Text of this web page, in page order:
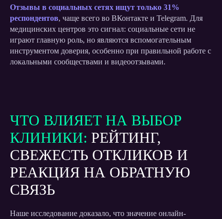
Отзывы в социальных сетях ищут только 31%
респондентов, чаще всего во ВКонтакте и Telegram. Для
медицинских центров это сигнал: социальные сети не
играют главную роль, но являются вспомогательным
инструментом доверия, особенно при правильной работе с
локальными сообществами и видеоотзывами.
ЧТО ВЛИЯЕТ НА ВЫБОР
КЛИНИКИ: РЕЙТИНГ,
СВЕЖЕСТЬ ОТКЛИКОВ И
РЕАКЦИЯ НА ОБРАТНУЮ
СВЯЗЬ
Наше исследование доказало, что значение онлайн-